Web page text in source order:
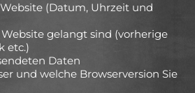
(Datum, Uhrzeit und
gelangt sind (vorherige
etc.)
Daten
und welche Browserversion Sie